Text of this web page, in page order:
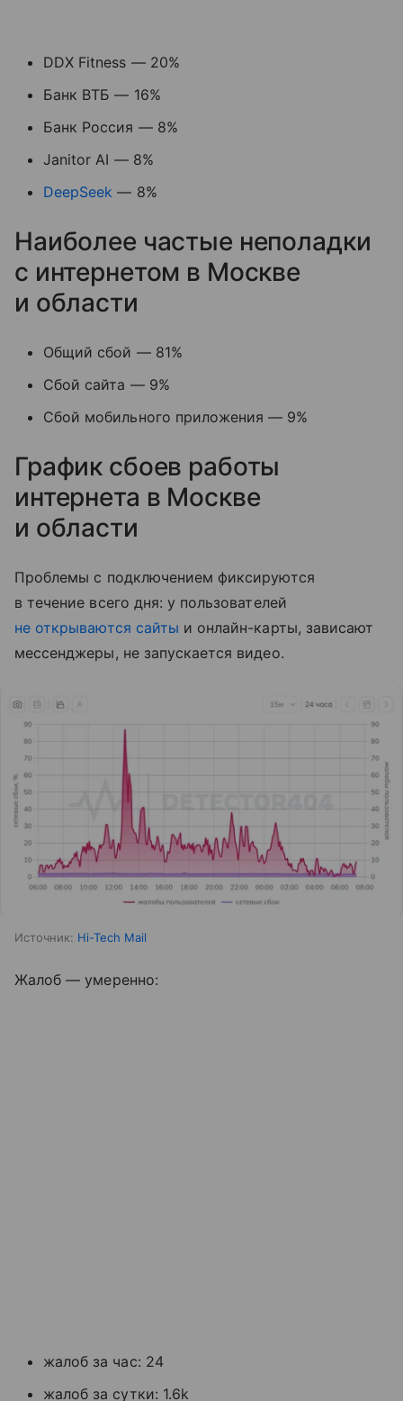
DDX Fitness — 20%
Банк ВТБ — 16%
Банк Россия — 8%
Janitor AI — 8%
DeepSeek — 8%
Наиболее частые неполадки
с интернетом в Москве
и области
Общий сбой — 81%
Сбой сайта — 9%
Сбой мобильного приложения — 9%
График сбоев работы
интернета в Москве
и области
Проблемы с подключением фиксируются
в течение всего дня: у пользователей
не открываются сайты и онлайн-карты, зависают
мессенджеры, не запускается видео.
Источник: Hi-Tech Mail
Жалоб — умеренно:
жалоб за час: 24
жалоб за сутки: 1.6k